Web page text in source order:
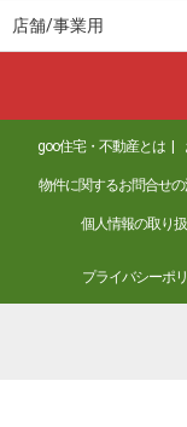
店舗/事業用
goo住宅・不動産とは
物件に関するお問合せの
個人情報の取り
プライバシーポ